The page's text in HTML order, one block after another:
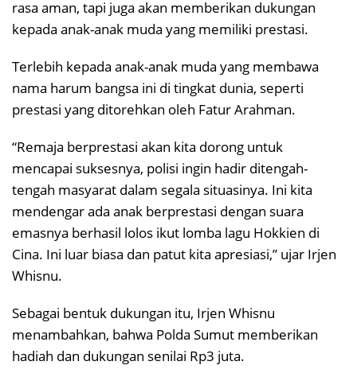
rasa aman, tapi juga akan memberikan dukungan
kepada anak-anak muda yang memiliki prestasi.
Terlebih kepada anak-anak muda yang membawa
nama harum bangsa ini di tingkat dunia, seperti
prestasi yang ditorehkan oleh Fatur Arahman.
“Remaja berprestasi akan kita dorong untuk
mencapai suksesnya, polisi ingin hadir ditengah-
tengah masyarat dalam segala situasinya. Ini kita
mendengar ada anak berprestasi dengan suara
emasnya berhasil lolos ikut lomba lagu Hokkien di
Cina. Ini luar biasa dan patut kita apresiasi,” ujar Irjen
Whisnu.
Sebagai bentuk dukungan itu, Irjen Whisnu
menambahkan, bahwa Polda Sumut memberikan
hadiah dan dukungan senilai Rp3 juta.